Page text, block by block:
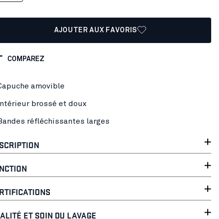
AJOUTER AUX FAVORIS
COMPAREZ
amovible
Intérieur brossé et doux
réfléchissantes larges
ET SOIN DU LAVAGE